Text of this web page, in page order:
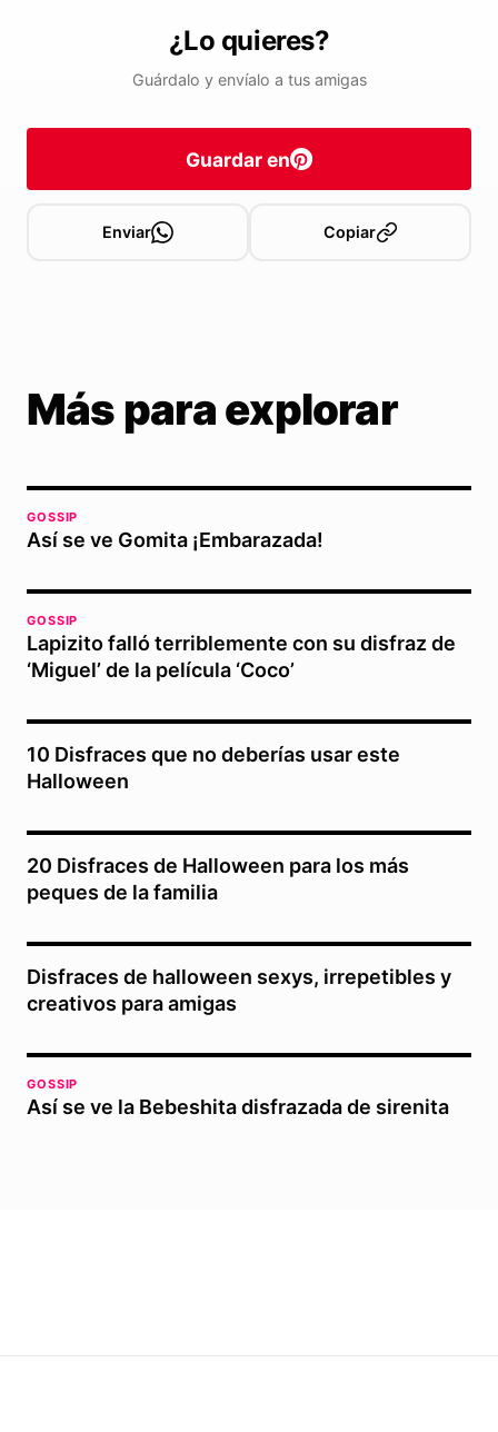
¿Lo quieres?
Guárdalo y envíalo a tus amigas
Guardar en
Enviar Copiar
Más para explorar
GOSSIP
Así se ve Gomita ¡Embarazada!
GOSSIP
Lapizito falló terriblemente con su disfraz de
‘Miguel’ de la película ‘Coco’
10 Disfraces que no deberías usar este
Halloween
20 Disfraces de Halloween para los más
peques de la familia
Disfraces de halloween sexys, irrepetibles y
creativos para amigas
GOSSIP
Así se ve la Bebeshita disfrazada de sirenita